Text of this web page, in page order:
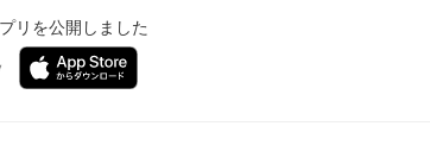
リを公開しました